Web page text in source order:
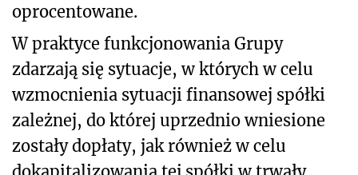
oprocentowane.
W praktyce funkcjonowania Grupy
zdarzają się sytuacje, w których w celu
wzmocnienia sytuacji finansowej spółki
zależnej, do której uprzednio wniesione
zostały dopłaty, jak również w celu